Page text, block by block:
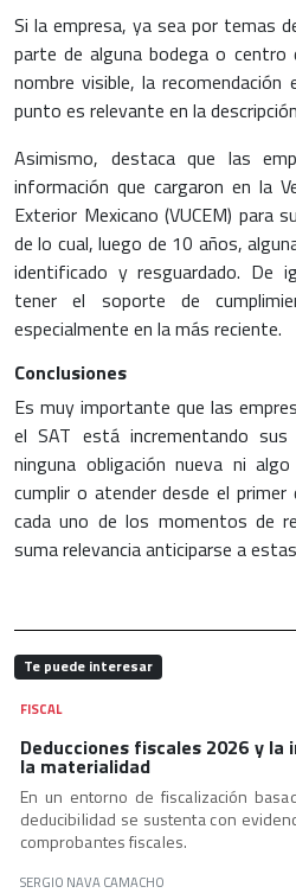
Si la empresa, ya sea por temas
parte de alguna bodega o centro
nombre visible, la
punto es relevante en la
Asimismo, destaca que las
información que cargaron en la
Exterior Mexicano (VUCEM) para
de lo cual, luego de 10 años,
identificado y resguardado. De
tener el soporte de
especialmente en la más reciente.
Conclusiones
Es muy importante que las
el SAT está incrementando
ninguna obligación nueva ni
cumplir o atender desde el
cada uno de los momentos de
suma relevancia anticiparse a
Te puede interesar
FISCAL
Deducciones fiscales 2026 y
la materialidad
En un entorno de fiscalización
deducibilidad se sustenta con
comprobantes fiscales.
SERGIO NAVA CAMACHO